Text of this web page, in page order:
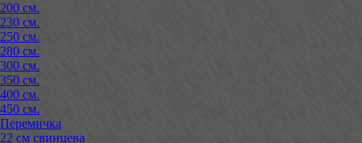
200 см.
230 см.
250 см.
280 см.
300 см.
350 см.
400 см.
450 см.
Перемичка
22 см свинцева